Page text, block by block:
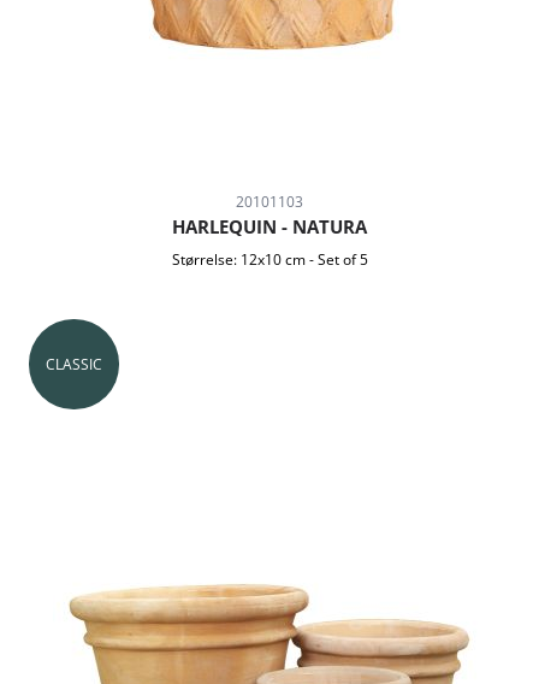
20101103
HARLEQUIN - NATURA
Størrelse: 12x10 cm -Set of 5
CLASSIC